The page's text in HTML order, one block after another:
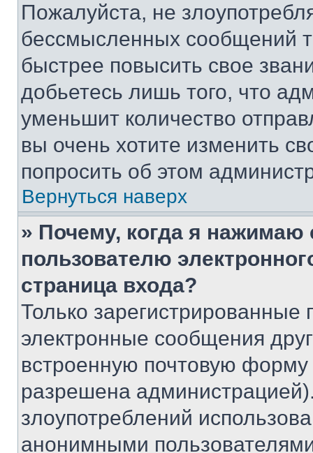
Пожалуйста, не
бессмысленных сообщений
быстрее повысить свое
добьетесь лишь того, что
уменьшит количество
вы очень хотите изменить
попросить об этом
Вернуться наверх
» Почему, когда я нажимаю
пользователю
страница входа?
Только зарегистрированные
электронные сообщения
встроенную почтовую
разрешена
злоупотреблений
анонимными